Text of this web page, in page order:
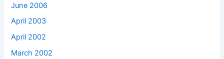
June 2006
April 2003
April 2002
March 2002